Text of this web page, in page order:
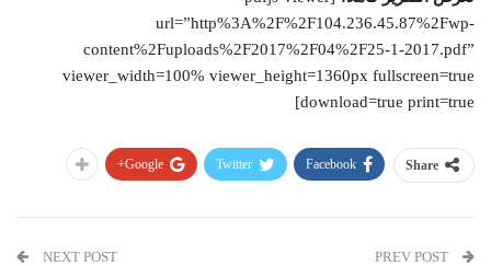
url=”http%3A%2F%2F104.236.45.87%2Fwp-
content%2Fuploads%2F2017%2F04%2F25-1-2017.pdf”
viewer_width=100% viewer_height=1360px fullscreen=true
download=true print=true]
Share
Facebook
Twitter
Google+
NEXT POST